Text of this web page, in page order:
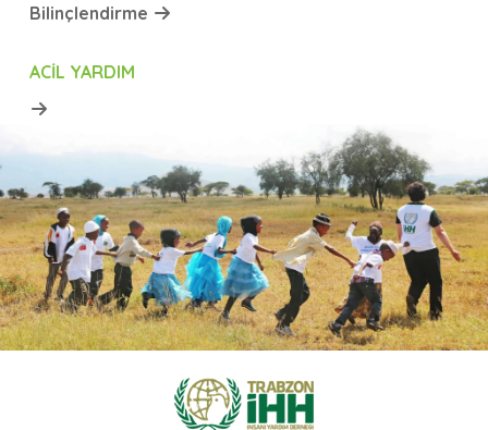
Bilinçlendirme
ACIL YARDIM